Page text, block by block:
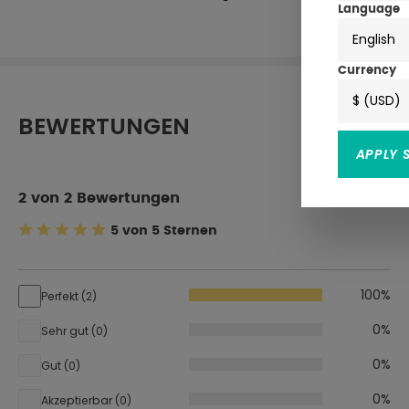
BEWERTUNGEN
2 von 2 Bewertungen
5 von 5 Sternen
Perfekt (2) 100%
Sehr gut (0) 0%
Gut (0) 0%
Akzeptierbar (0) 0%
Language
English
Currency
$ (USD)
APPLY